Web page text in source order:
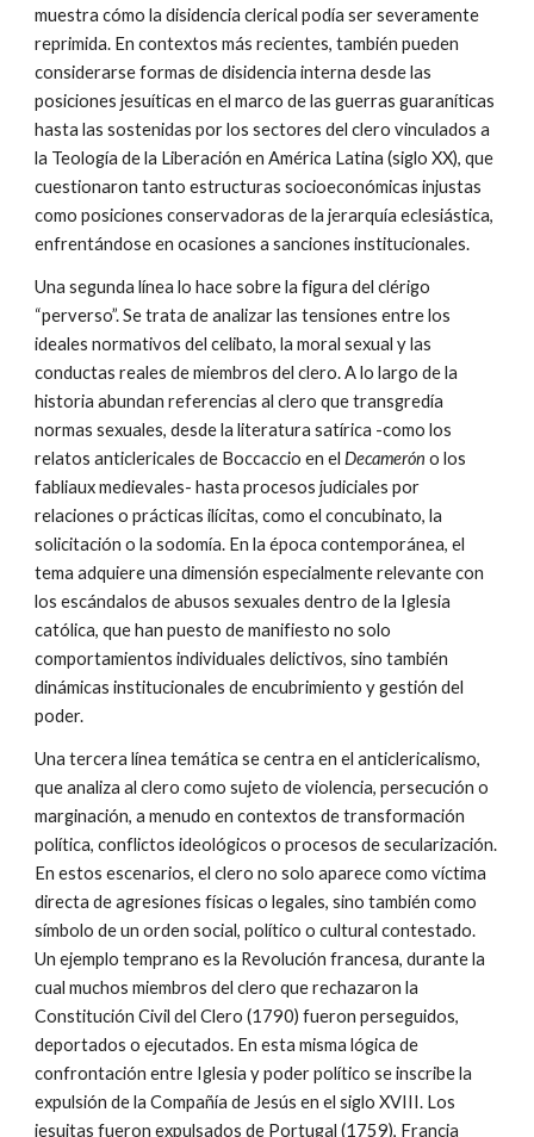
muestra cómo la disidencia clerical podía ser severamente
reprimida. En contextos más recientes, también pueden
considerarse formas de disidencia interna desde las
posiciones jesuíticas en el marco de las guerras guaraníticas
hasta las sostenidas por los sectores del clero vinculados a
la Teología de la Liberación en América Latina (siglo XX), que
cuestionaron tanto estructuras socioeconómicas injustas
como posiciones conservadoras de la jerarquía eclesiástica,
enfrentándose en ocasiones a sanciones institucionales.
Una segunda línea lo hace sobre la figura del clérigo
“perverso”. Se trata de analizar las tensiones entre los
ideales normativos del celibato, la moral sexual y las
conductas reales de miembros del clero. A lo largo de la
historia abundan referencias al clero que transgredía
normas sexuales, desde la literatura satírica -como los
relatos anticlericales de Boccaccio en elDecamerón o los
fabliaux medievales- hasta procesos judiciales por
relaciones o prácticas ilícitas, como el concubinato, la
solicitación o la sodomía. En la época contemporánea, el
tema adquiere una dimensión especialmente relevante con
los escándalos de abusos sexuales dentro de la Iglesia
católica, que han puesto de manifiesto no solo
comportamientos individuales delictivos, sino también
dinámicas institucionales de encubrimiento y gestión del
poder.
Una tercera línea temática se centra en el anticlericalismo,
que analiza al clero como sujeto de violencia, persecución o
marginación, a menudo en contextos de transformación
política, conflictos ideológicos o procesos de secularización.
En estos escenarios, el clero no solo aparece como víctima
directa de agresiones físicas o legales, sino también como
símbolo de un orden social, político o cultural contestado.
Un ejemplo temprano es la Revolución francesa, durante la
cual muchos miembros del clero que rechazaron la
Constitución Civil del Clero (1790) fueron perseguidos,
deportados o ejecutados. En esta misma lógica de
confrontación entre Iglesia y poder político se inscribe la
expulsión de la Compañía de Jesús en el siglo XVIII. Los
jesuitas fueron expulsados de Portugal (1759), Francia